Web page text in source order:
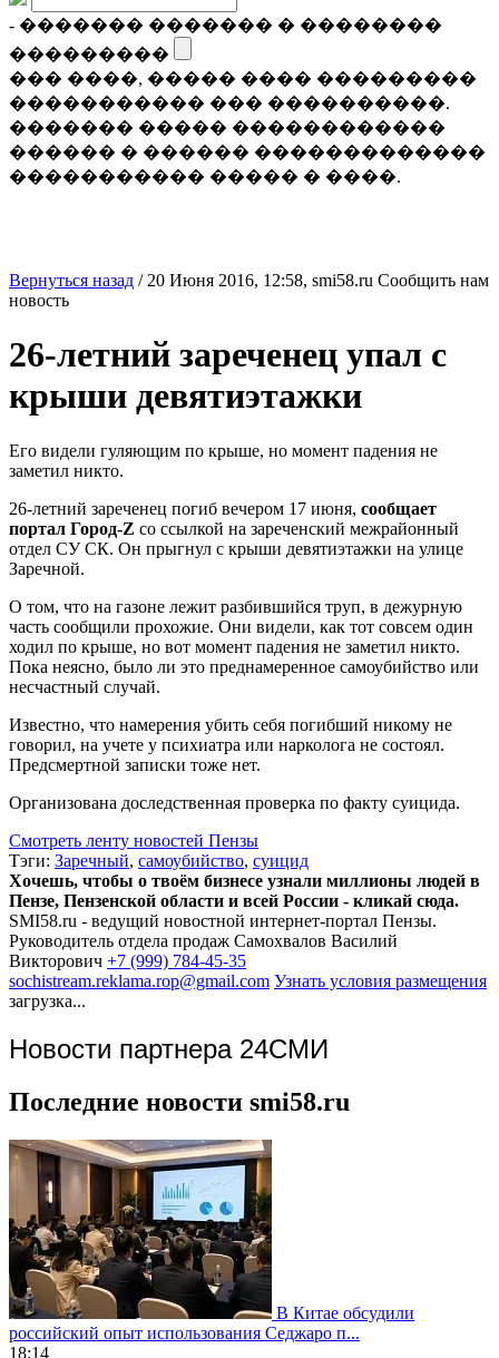
- ������� ������� � ��������
���������
��� ����, ����� ���� ���������
����������� ��� ����������.
������� ����� ������������
������ � ������ �������������
����������� ����� � ����.
Вернуться назад / 20 Июня 2016, 12:58, smi58.ru Сообщить нам
новость
26-летний зареченец упал с
крыши девятиэтажки
Его видели гуляющим по крыше, но момент падения не
заметил никто.
26-летний зареченец погиб вечером 17 июня, сообщает
портал Город-Z со ссылкой на зареченский межрайонный
отдел СУ СК. Он прыгнул с крыши девятиэтажки на улице
Заречной.
О том, что на газоне лежит разбившийся труп, в дежурную
часть сообщили прохожие. Они видели, как тот совсем один
ходил по крыше, но вот момент падения не заметил никто.
Пока неясно, было ли это преднамеренное самоубийство или
несчастный случай.
Известно, что намерения убить себя погибший никому не
говорил, на учете у психиатра или нарколога не состоял.
Предсмертной записки тоже нет.
Организована доследственная проверка по факту суицида.
Смотреть ленту новостей Пензы
Тэги: Заречный, самоубийство, суицид
Хочешь, чтобы о твоём бизнесе узнали миллионы людей в
Пензе, Пензенской области и всей России - кликай сюда.
SMI58.ru - ведущий новостной интернет-портал Пензы.
Руководитель отдела продаж Самохвалов Василий
Викторович +7 (999) 784-45-35
sochistream.reklama.rop@gmail.com Узнать условия размещения
загрузка...
Новости партнера 24СМИ
Последние новости smi58.ru
В Китае обсудили
российский опыт использования Седжаро п...
18:14